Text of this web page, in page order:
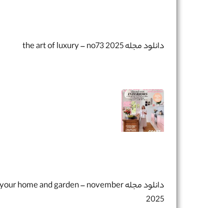
دانلود مجله the art of luxury – no73 2025
دانلود مجله your home and garden – november
2025